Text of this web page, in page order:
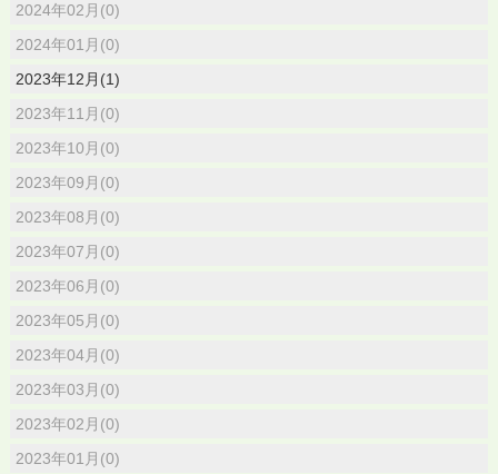
2024年02月(0)
2024年01月(0)
2023年12月(1)
2023年11月(0)
2023年10月(0)
2023年09月(0)
2023年08月(0)
2023年07月(0)
2023年06月(0)
2023年05月(0)
2023年04月(0)
2023年03月(0)
2023年02月(0)
2023年01月(0)